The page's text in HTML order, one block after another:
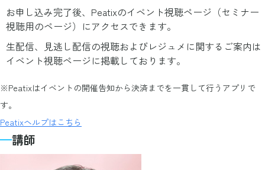
お申し込み完了後、Peatixのイベント視聴ページ（セミナー
視聴用のページ）にアクセスできます。
生配信、見逃し配信の視聴およびレジュメに関するご案内は
イベント視聴ページに掲載しております。
※Peatixはイベントの開催告知から決済までを一貫して行うアプリで
す。
Peatixヘルプはこちら
講師